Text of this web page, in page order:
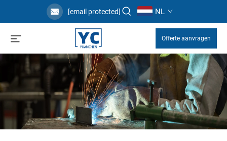
[email protected] NL
Offerte aanvragen